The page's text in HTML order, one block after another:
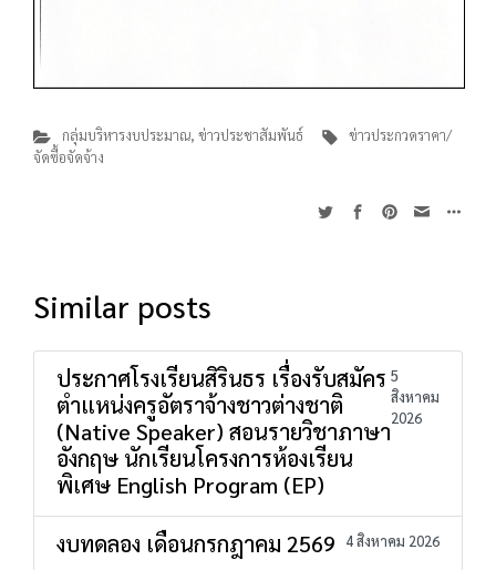
กลุ่มบริหารงบประมาณ, ข่าวประชาสัมพันธ์
ข่าวประกวดราคา/
จัดซื้อจัดจ้าง
Similar posts
ประกาศโรงเรียนสิรินธร เรื่องรับสมัคร
ตำแหน่งครูอัตราจ้างชาวต่างชาติ
(Native Speaker) สอนรายวิชาภาษา
อังกฤษ นักเรียนโครงการห้องเรียน
พิเศษ English Program (EP)
5
สิงหาคม
2026
งบทดลอง เดือนกรกฎาคม 2569 4 สิงหาคม 2026